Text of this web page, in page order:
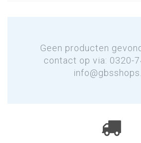
Geen producten
contact op via: 0320-